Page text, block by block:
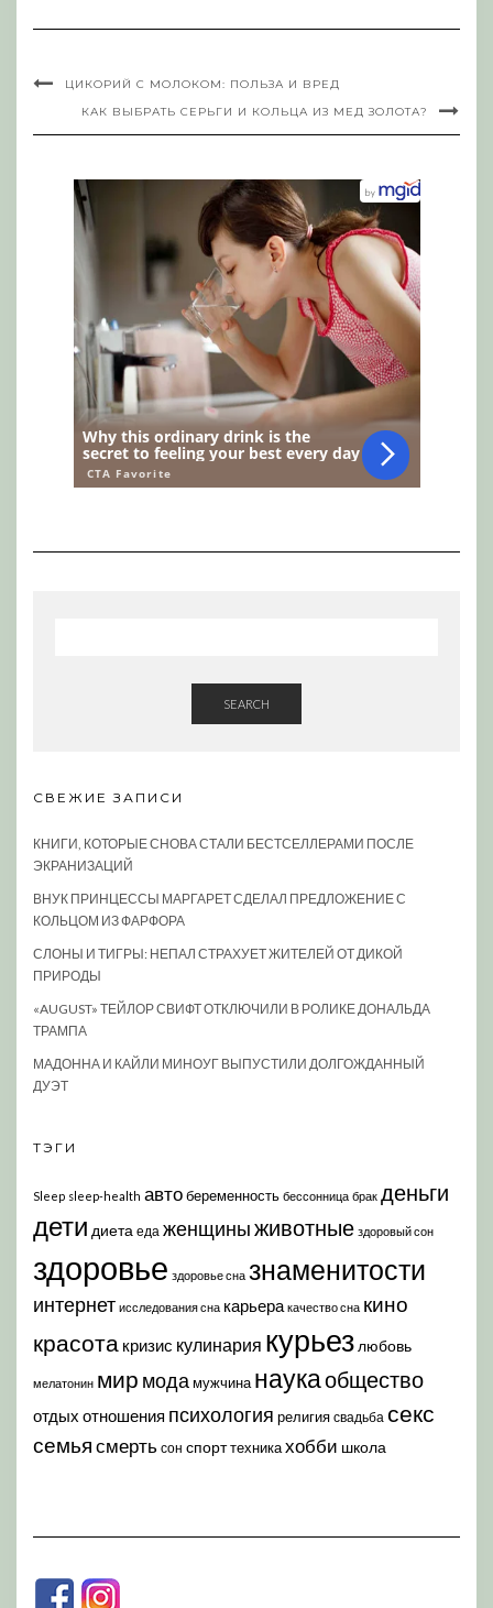
ЦИКОРИЙ С МОЛОКОМ: ПОЛЬЗА И ВРЕД
КАК ВЫБРАТЬ СЕРЬГИ И КОЛЬЦА ИЗ МЕД ЗОЛОТА?
SEARCH
СВЕЖИЕ ЗАПИСИ
КНИГИ, КОТОРЫЕ СНОВА СТАЛИ БЕСТСЕЛЛЕРАМИ ПОСЛЕ
ЭКРАНИЗАЦИЙ
ВНУК ПРИНЦЕССЫ МАРГАРЕТ СДЕЛАЛ ПРЕДЛОЖЕНИЕ С
КОЛЬЦОМ ИЗ ФАРФОРА
СЛОНЫ И ТИГРЫ: НЕПАЛ СТРАХУЕТ ЖИТЕЛЕЙ ОТ ДИКОЙ
ПРИРОДЫ
«AUGUST» ТЕЙЛОР СВИФТ ОТКЛЮЧИЛИ В РОЛИКЕ ДОНАЛЬДА
ТРАМПА
МАДОННА И КАЙЛИ МИНОУГ ВЫПУСТИЛИ ДОЛГОЖДАННЫЙ
ДУЭТ
ТЭГИ
Sleep sleep-health автобеременность бессонница брак деньги
дети диета еда женщиныживотные здоровый сон
здоровье здоровье сна знаменитости
интернет исследования сна карьера качество сна кино
красота кризис кулинария курьез любовь
мелатонин мир модамужчина наукаобщество
отдых отношения психология религия свадьба секс
семья смерть сон спорттехникахобби школа